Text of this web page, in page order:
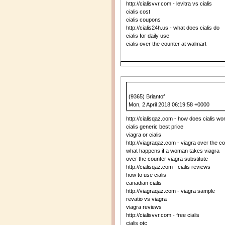
http://cialisvvr.com - levitra vs cialis
cialis cost
cialis coupons
http://cialis24h.us - what does cialis do
cialis for daily use
cialis over the counter at walmart
(9365) Briantof
Mon, 2 April 2018 06:19:58 +0000
http://cialisqaz.com - how does cialis
cialis generic best price
viagra or cialis
http://viagraqaz.com - viagra over the
what happens if a woman takes viagra
over the counter viagra substitute
http://cialisqaz.com - cialis reviews
how to use cialis
canadian cialis
http://viagraqaz.com - viagra sample
revatio vs viagra
viagra reviews
http://cialisvvr.com - free cialis
cialis otc